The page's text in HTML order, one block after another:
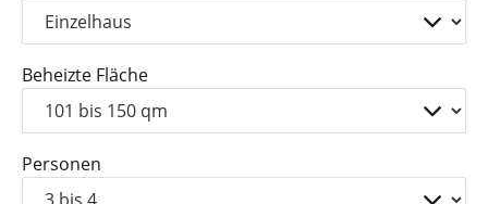
Beheizte Fläche
Personen